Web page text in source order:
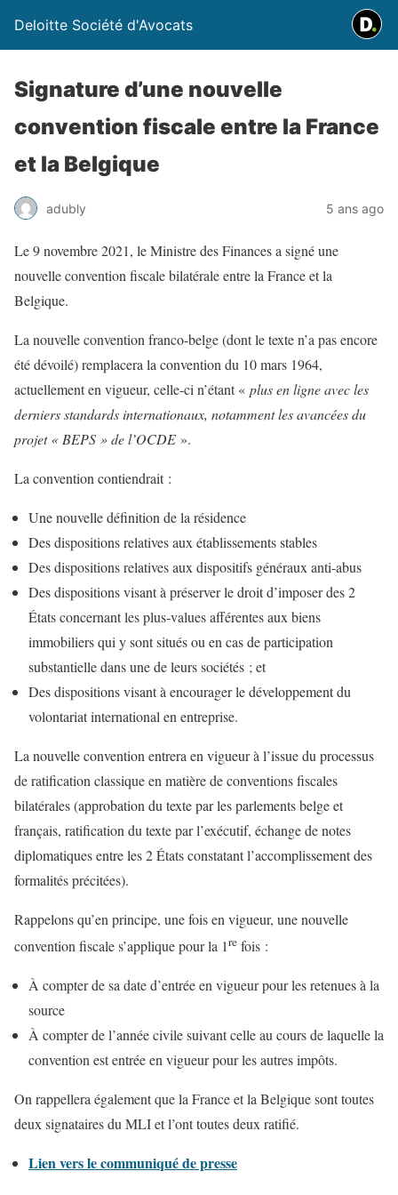
Deloitte Société d'Avocats
Signature d’une nouvelle
convention fiscale entre la France
et la Belgique
adubly 5 ans ago
Le 9 novembre 2021, le Ministre des Finances a signé une
nouvelle convention fiscale bilatérale entre la France et la
Belgique.
La nouvelle convention franco-belge (dont le texte n’a pas encore
été dévoilé) remplacera la convention du 10 mars 1964,
actuellement en vigueur, celle-ci n’étant « plus en ligne avec les
derniers standards internationaux, notamment les avancées du
projet « BEPS » de l’OCDE ».
La convention contiendrait :
Une nouvelle définition de la résidence
Des dispositions relatives aux établissements stables
Des dispositions relatives aux dispositifs généraux anti-abus
Des dispositions visant à préserver le droit d’imposer des 2
États concernant les plus‑values afférentes aux biens
immobiliers qui y sont situés ou en cas de participation
substantielle dans une de leurs sociétés ; et
Des dispositions visant à encourager le développement du
volontariat international en entreprise.
La nouvelle convention entrera en vigueur à l’issue du processus
de ratification classique en matière de conventions fiscales
bilatérales (approbation du texte par les parlements belge et
français, ratification du texte par l’exécutif, échange de notes
diplomatiques entre les 2 États constatant l’accomplissement des
formalités précitées).
Rappelons qu’en principe, une fois en vigueur, une nouvelle
convention fiscale s’applique pour la 1re fois :
À compter de sa date d’entrée en vigueur pour les retenues à la
source
À compter de l’année civile suivant celle au cours de laquelle la
convention est entrée en vigueur pour les autres impôts.
On rappellera également que la France et la Belgique sont toutes
deux signataires du MLI et l’ont toutes deux ratifié.
Lien vers le communiqué de presse